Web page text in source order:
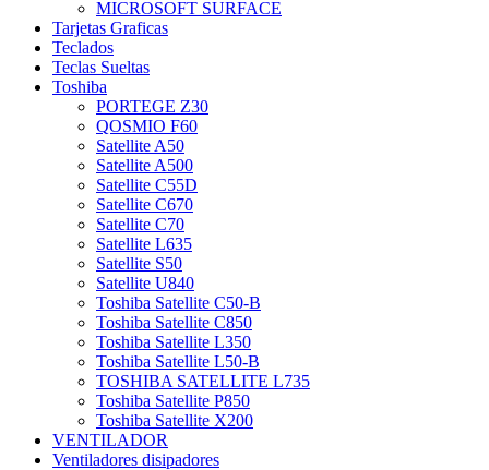
MICROSOFT SURFACE
Tarjetas Graficas
Teclados
Teclas Sueltas
Toshiba
PORTEGE Z30
QOSMIO F60
Satellite A50
Satellite A500
Satellite C55D
Satellite C670
Satellite C70
Satellite L635
Satellite S50
Satellite U840
Toshiba Satellite C50-B
Toshiba Satellite C850
Toshiba Satellite L350
Toshiba Satellite L50-B
TOSHIBA SATELLITE L735
Toshiba Satellite P850
Toshiba Satellite X200
VENTILADOR
Ventiladores disipadores